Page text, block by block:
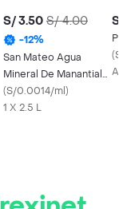
S/ 3.50 S/ 4.00
-12%
San Mateo Agua
Mineral De Manantial
Sin Gas
(S/0.0014/ml)
1 X 2.5 L
S/
(S/